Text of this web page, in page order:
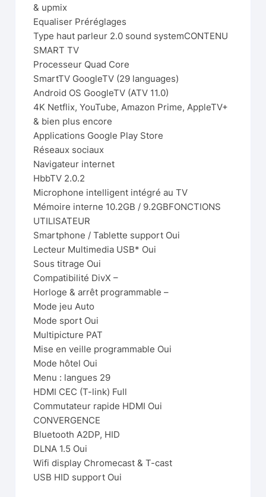
& upmix
Equaliser Préréglages
Type haut parleur 2.0 sound systemCONTENU
SMART TV
Processeur Quad Core
SmartTV GoogleTV (29 languages)
Android OS GoogleTV (ATV 11.0)
4K Netflix, YouTube, Amazon Prime, AppleTV+
& bien plus encore
Applications Google Play Store
Réseaux sociaux
Navigateur internet
HbbTV 2.0.2
Microphone intelligent intégré au TV
Mémoire interne 10.2GB / 9.2GBFONCTIONS
UTILISATEUR
Smartphone / Tablette support Oui
Lecteur Multimedia USB* Oui
Sous titrage Oui
Compatibilité DivX –
Horloge & arrêt programmable –
Mode jeu Auto
Mode sport Oui
Multipicture PAT
Mise en veille programmable Oui
Mode hôtel Oui
Menu : langues 29
HDMI CEC (T-link) Full
Commutateur rapide HDMI Oui
CONVERGENCE
Bluetooth A2DP, HID
DLNA 1.5 Oui
Wifi display Chromecast & T-cast
USB HID support Oui